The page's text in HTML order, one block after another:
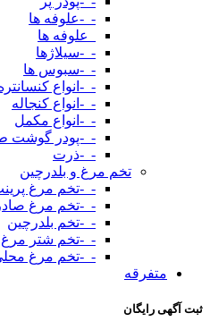
-_-علوفه ها
_علوفه ها
-_-سیلاژها
-_-سبوس ها
-_-انواع کنسانتره
-_-انواع کنجاله
-_-انواع مکمل
-_-پودر گوشت
-_-ذرت
تخم مرغ و بلدرچین
-_-تخم مرغ
-_-تخم مرغ
-_-تخم بلدرچین
-_-تخم شتر مرغ
-_-تخم مرغ
متفرقه
ثبت آگهی رایگان